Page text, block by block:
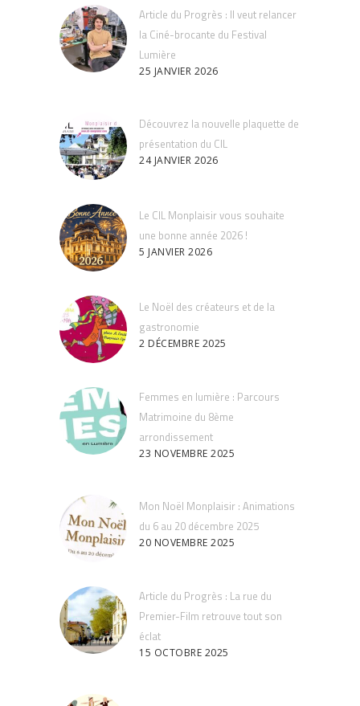
Article du Progrès : Il veut relancer
la Ciné-brocante du Festival
Lumière
25 JANVIER 2026
Découvrez la nouvelle plaquette de
présentation du CIL
24 JANVIER 2026
Le CIL Monplaisir vous souhaite
une bonne année 2026 !
5 JANVIER 2026
Le Noël des créateurs et de la
gastronomie
2 DÉCEMBRE 2025
Femmes en lumière : Parcours
Matrimoine du 8ème
arrondissement
23 NOVEMBRE 2025
Mon Noël Monplaisir : Animations
du 6 au 20 décembre 2025
20 NOVEMBRE 2025
Article du Progrès : La rue du
Premier-Film retrouve tout son
éclat
15 OCTOBRE 2025